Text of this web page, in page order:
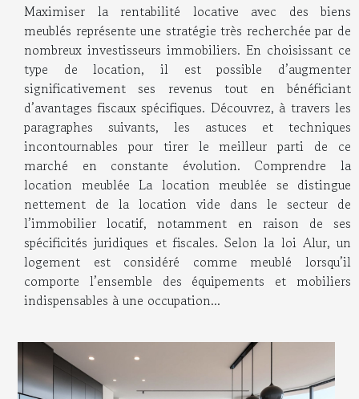
Maximiser la rentabilité locative avec des biens
meublés représente une stratégie très recherchée par de
nombreux investisseurs immobiliers. En choisissant ce
type de location, il est possible d’augmenter
significativement ses revenus tout en bénéficiant
d’avantages fiscaux spécifiques. Découvrez, à travers les
paragraphes suivants, les astuces et techniques
incontournables pour tirer le meilleur parti de ce
marché en constante évolution. Comprendre la
location meublée La location meublée se distingue
nettement de la location vide dans le secteur de
l’immobilier locatif, notamment en raison de ses
spécificités juridiques et fiscales. Selon la loi Alur, un
logement est considéré comme meublé lorsqu’il
comporte l’ensemble des équipements et mobiliers
indispensables à une occupation...